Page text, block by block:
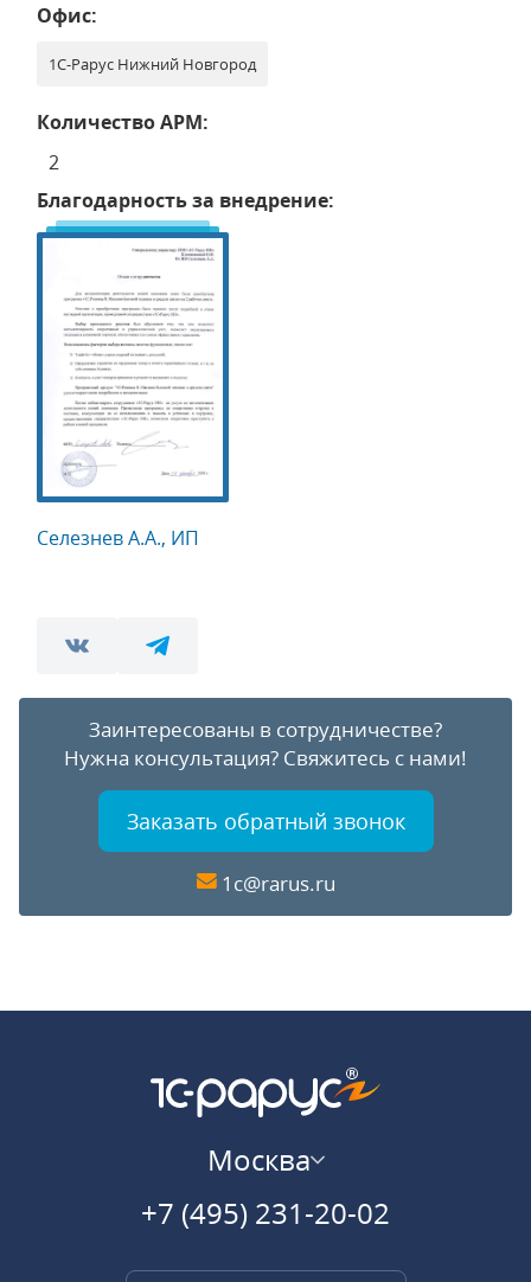
Офис:
1С-Рарус Нижний Новгород
Количество АРМ:
2
Благодарность за внедрение:
Селезнев А.А., ИП
Заинтересованы в сотрудничестве?
Нужна консультация? Свяжитесь с нами!
Заказать обратный звонок
1c@rarus.ru
Москва
+7 (495) 231-20-02